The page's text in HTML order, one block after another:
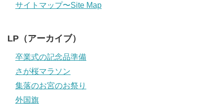
サイトマップ〜Site Map
LP（アーカイブ）
卒業式の記念品準備
さが桜マラソン
集落のお宮のお祭り
外国旗